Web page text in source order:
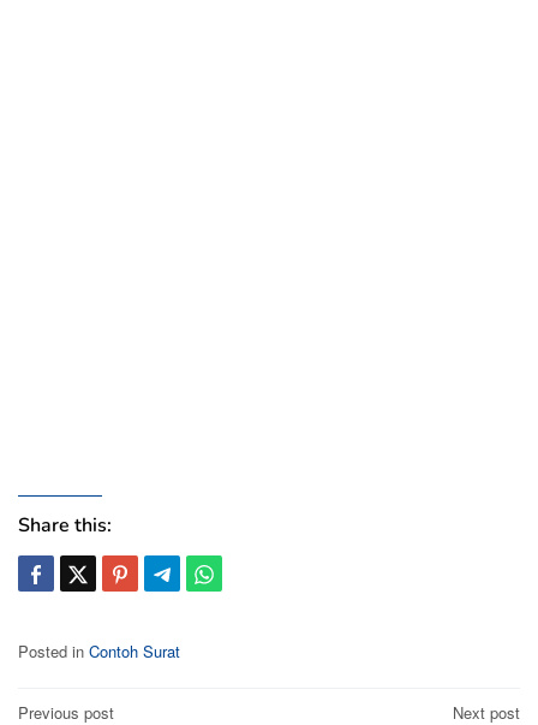
Share this:
Posted in Contoh Surat
Post
Previous post
Next post